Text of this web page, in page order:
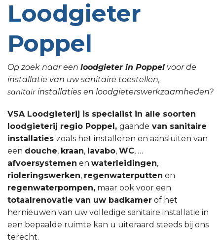
Loodgieter
Poppel
Op zoek naar een loodgieter in Poppel voor de
installatie van uw sanitaire toestellen,
sanitair installaties en loodgieterswerkzaamheden?
VSA Loodgieterij is specialist in alle soorten
loodgieterij regio Poppel, gaande van sanitaire
installaties zoals het installeren en aansluiten van
een douche, kraan, lavabo, WC, …
afvoersystemen en waterleidingen,
rioleringswerken, regenwaterputten en
regenwaterpompen, maar ook voor een
totaalrenovatie van uw badkamer of het
hernieuwen van uw volledige sanitaire installatie in
een bepaalde ruimte kan u uiteraard steeds bij ons
terecht.